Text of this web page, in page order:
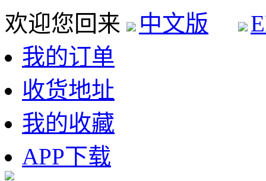
欢迎您回来 中文版
我的订单
收货地址
我的收藏
APP下载